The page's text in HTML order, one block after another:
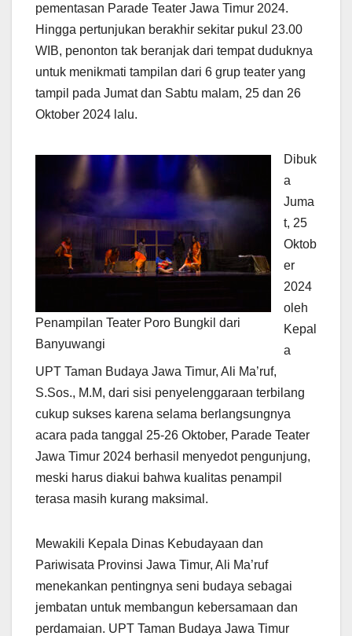
pementasan Parade Teater Jawa Timur 2024.
Hingga pertunjukan berakhir sekitar pukul 23.00
WIB, penonton tak beranjak dari tempat duduknya
untuk menikmati tampilan dari 6 grup teater yang
tampil pada Jumat dan Sabtu malam, 25 dan 26
Oktober 2024 lalu.
Penampilan Teater Poro Bungkil dari
Banyuwangi
Dibuk
a
Juma
t, 25
Oktob
er
2024
oleh
Kepal
a
UPT Taman Budaya Jawa Timur, Ali Ma’ruf,
S.Sos., M.M, dari sisi penyelenggaraan terbilang
cukup sukses karena selama berlangsungnya
acara pada tanggal 25-26 Oktober, Parade Teater
Jawa Timur 2024 berhasil menyedot pengunjung,
meski harus diakui bahwa kualitas penampil
terasa masih kurang maksimal.
Mewakili Kepala Dinas Kebudayaan dan
Pariwisata Provinsi Jawa Timur, Ali Ma’ruf
menekankan pentingnya seni budaya sebagai
jembatan untuk membangun kebersamaan dan
perdamaian. UPT Taman Budaya Jawa Timur